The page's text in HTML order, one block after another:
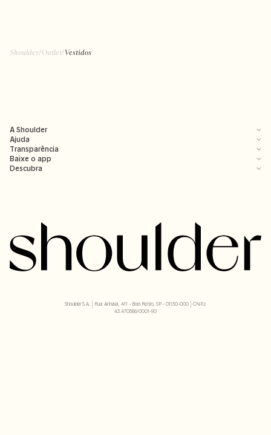
Shoulder/Outlet/Vestidos
A Shoulder
Ajuda
Transparência
Baixe o app
Descubra
Shoulder S.A. | Rua Anhaia, 411 - Bom Retiro, SP - 01130-000 | CNPJ:
43.470566/0001-90